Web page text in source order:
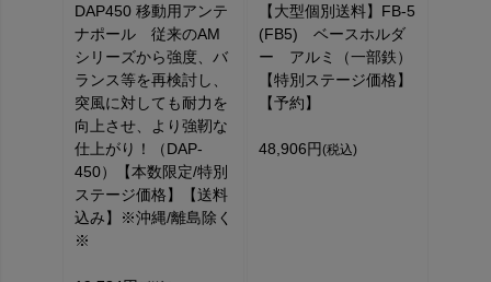
DAP450 移動用アンテ
ナポール 従来のAM
シリーズから強度、バ
ランス等を再検討し、
突風に対しても耐力を
向上させ、より強靭な
仕上がり！（DAP-
450）【本数限定/特別
ステージ価格】【送料
込み】※沖縄/離島除く
※
【大型個別送料】FB-5
(FB5) ベースホルダ
ー アルミ（一部鉄）
【特別ステージ価格】
【予約】
48,906円(税込)